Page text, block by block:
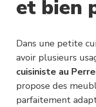
et bien
Dans une petite
avoir plusieurs
cuisiniste au
propose des
parfaitement